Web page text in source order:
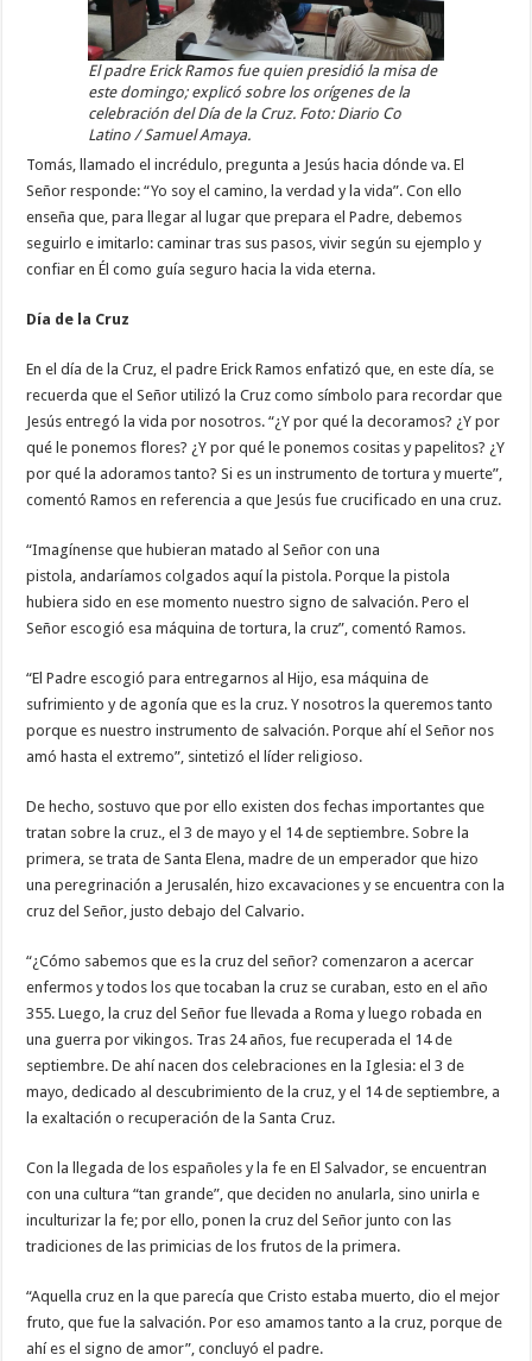
El padre Erick Ramos fue quien presidió la misa de
este domingo; explicó sobre los orígenes de la
celebración del Día de la Cruz. Foto: Diario Co
Latino / Samuel Amaya.
Tomás, llamado el incrédulo, pregunta a Jesús hacia dónde va. El
Señor responde: “Yo soy el camino, la verdad y la vida”. Con ello
enseña que, para llegar al lugar que prepara el Padre, debemos
seguirlo e imitarlo: caminar tras sus pasos, vivir según su ejemplo y
confiar en Él como guía seguro hacia la vida eterna.
Día de la Cruz
En el día de la Cruz, el padre Erick Ramos enfatizó que, en este día, se
recuerda que el Señor utilizó la Cruz como símbolo para recordar que
Jesús entregó la vida por nosotros. “¿Y por qué la decoramos? ¿Y por
qué le ponemos flores? ¿Y por qué le ponemos cositas y papelitos? ¿Y
por qué la adoramos tanto? Si es un instrumento de tortura y muerte”,
comentó Ramos en referencia a que Jesús fue crucificado en una cruz.
“Imagínense que hubieran matado al Señor con una
pistola, andaríamos colgados aquí la pistola. Porque la pistola
hubiera sido en ese momento nuestro signo de salvación. Pero el
Señor escogió esa máquina de tortura, la cruz”, comentó Ramos.
“El Padre escogió para entregarnos al Hijo, esa máquina de
sufrimiento y de agonía que es la cruz. Y nosotros la queremos tanto
porque es nuestro instrumento de salvación. Porque ahí el Señor nos
amó hasta el extremo”, sintetizó el líder religioso.
De hecho, sostuvo que por ello existen dos fechas importantes que
tratan sobre la cruz., el 3 de mayo y el 14 de septiembre. Sobre la
primera, se trata de Santa Elena, madre de un emperador que hizo
una peregrinación a Jerusalén, hizo excavaciones y se encuentra con la
cruz del Señor, justo debajo del Calvario.
“¿Cómo sabemos que es la cruz del señor? comenzaron a acercar
enfermos y todos los que tocaban la cruz se curaban, esto en el año
355. Luego, la cruz del Señor fue llevada a Roma y luego robada en
una guerra por vikingos. Tras 24 años, fue recuperada el 14 de
septiembre. De ahí nacen dos celebraciones en la Iglesia: el 3 de
mayo, dedicado al descubrimiento de la cruz, y el 14 de septiembre, a
la exaltación o recuperación de la Santa Cruz.
Con la llegada de los españoles y la fe en El Salvador, se encuentran
con una cultura “tan grande”, que deciden no anularla, sino unirla e
inculturizar la fe; por ello, ponen la cruz del Señor junto con las
tradiciones de las primicias de los frutos de la primera.
“Aquella cruz en la que parecía que Cristo estaba muerto, dio el mejor
fruto, que fue la salvación. Por eso amamos tanto a la cruz, porque de
ahí es el signo de amor”, concluyó el padre.